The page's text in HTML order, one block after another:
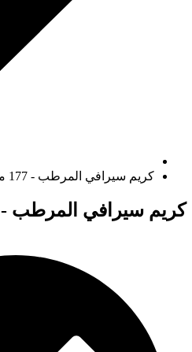
كريم سيرافي المرطب - 177 مل
كريم سيرافي المرطب - 177 مل